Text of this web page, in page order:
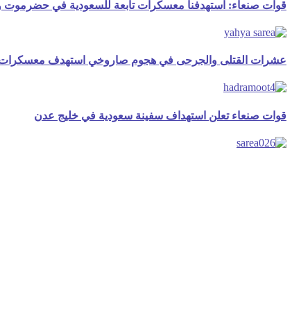
قوات صنعاء: استهدفنا معسكرات تابعة للسعودية في حضرموت
عشرات القتلى والجرحى في هجوم صاروخي استهدف
قوات صنعاء تعلن استهداف سفينة سعودية في خليج عدن